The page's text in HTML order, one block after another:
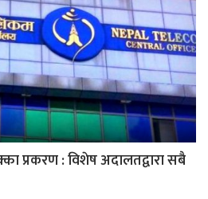
प्रकरण : विशेष अदालतद्वारा सबै